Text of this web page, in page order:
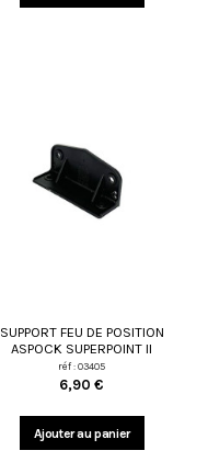
SUPPORT FEU DE POSITION
ASPOCK SUPERPOINT II
réf : 03405
6,90 €
Ajouter au panier